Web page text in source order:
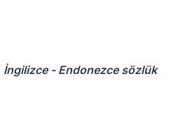
İngilizce - Endonezce sözlük